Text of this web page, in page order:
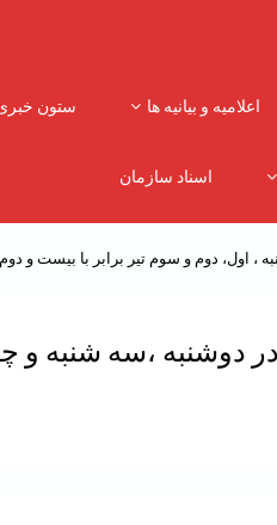
اعلامیه و بیانیه ها ستون
اسناد سازمان
، اول، دوم و سوم تیر برابر با بیست
دوشنبه ،‌سه شنبه و